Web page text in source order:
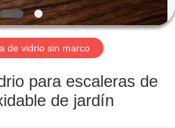
de vidrio sin marco
para escaleras de
de jardín